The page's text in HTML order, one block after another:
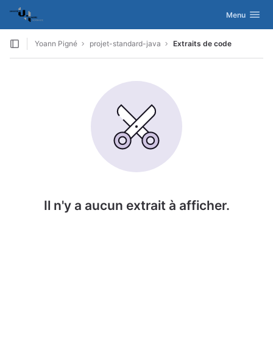
Skip to content
GitLab Activer/
Menu
Yoann Pigné projet-standard-java Extraits de code
Il n'y a aucun extrait à afficher.